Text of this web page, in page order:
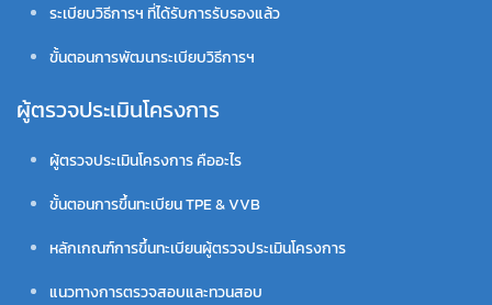
ระเบียบวิธีการฯ ที่ได้รับการรับรองแล้ว
ขั้นตอนการพัฒนาระเบียบวิธีการฯ
ผู้ตรวจประเมินโครงการ
ผู้ตรวจประเมินโครงการ คืออะไร
ขั้นตอนการขึ้นทะเบียน TPE & VVB
หลักเกณฑ์การขึ้นทะเบียนผู้ตรวจประเมินโครงการ
แนวทางการตรวจสอบและทวนสอบ